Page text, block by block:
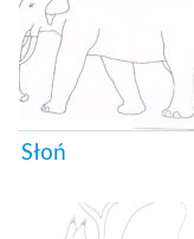
Słoń